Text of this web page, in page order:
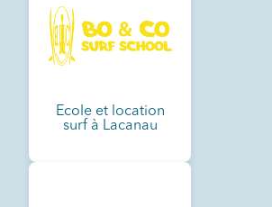
Ecole et location
surf à Lacanau